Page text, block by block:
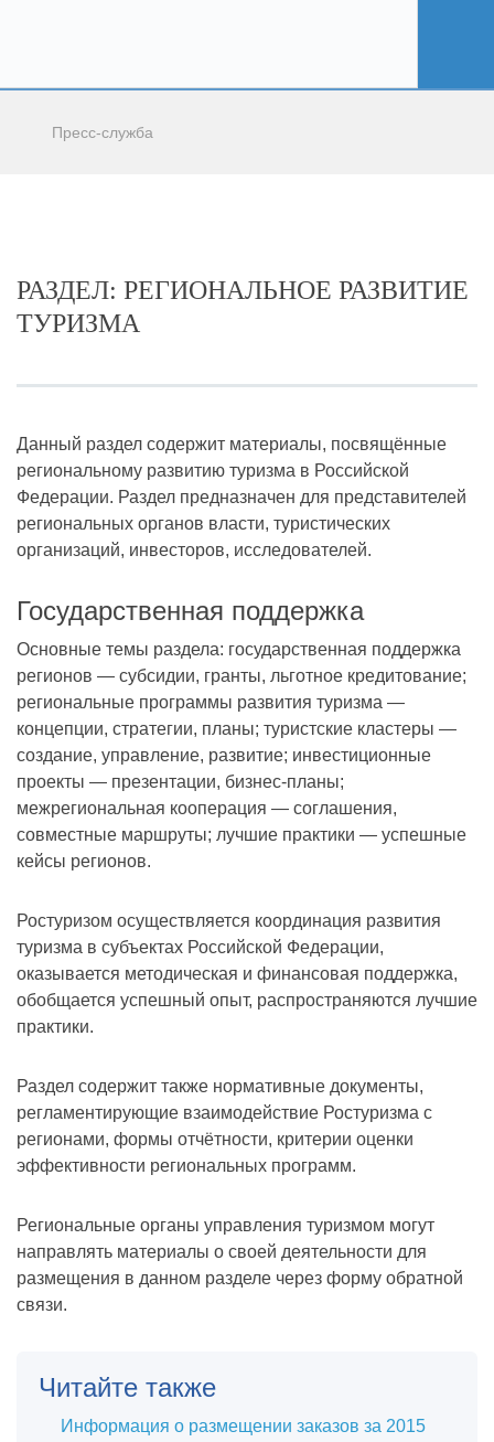
Пресс-служба
РАЗДЕЛ: РЕГИОНАЛЬНОЕ РАЗВИТИЕ
ТУРИЗМА
Данный раздел содержит материалы, посвящённые
региональному развитию туризма в Российской
Федерации. Раздел предназначен для представителей
региональных органов власти, туристических
организаций, инвесторов, исследователей.
Государственная поддержка
Основные темы раздела: государственная поддержка
регионов — субсидии, гранты, льготное кредитование;
региональные программы развития туризма —
концепции, стратегии, планы; туристские кластеры —
создание, управление, развитие; инвестиционные
проекты — презентации, бизнес-планы;
межрегиональная кооперация — соглашения,
совместные маршруты; лучшие практики — успешные
кейсы регионов.
Ростуризом осуществляется координация развития
туризма в субъектах Российской Федерации,
оказывается методическая и финансовая поддержка,
обобщается успешный опыт, распространяются лучшие
практики.
Раздел содержит также нормативные документы,
регламентирующие взаимодействие Ростуризма с
регионами, формы отчётности, критерии оценки
эффективности региональных программ.
Региональные органы управления туризмом могут
направлять материалы о своей деятельности для
размещения в данном разделе через форму обратной
связи.
Читайте также
Информация о размещении заказов за 2015